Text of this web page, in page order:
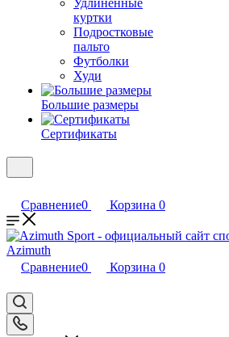
Удлиненные
куртки
Подростковые
пальто
Футболки
Худи
Большие размеры
Сертификаты
Сравнение0 Корзина 0
Сравнение0 Корзина 0